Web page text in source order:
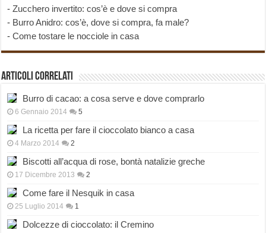
-Zucchero invertito: cos’è e dove si compra
- Burro Anidro: cos’è, dove si compra, fa male?
-Come tostare le nocciole in casa
Articoli correlati
Burro di cacao: a cosa serve e dove comprarlo
6 Gennaio 2014 5
La ricetta per fare il cioccolato bianco a casa
4 Marzo 2014 2
Biscotti all’acqua di rose, bontà natalizie greche
17 Dicembre 2013 2
Come fare il Nesquik in casa
25 Luglio 2014 1
Dolcezze di cioccolato: il Cremino